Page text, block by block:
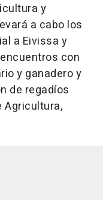
y
a cabo los
a Eivissa y
con
y ganadero y
de regadíos
Agricultura,